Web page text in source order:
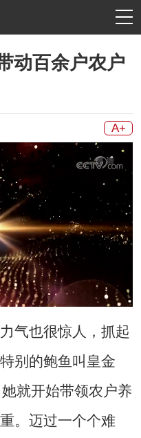
动百余户农户
A+
也很惊人，抓起
别的鲍鱼叫皇金
就开始带领农户养
。迈过一个个难